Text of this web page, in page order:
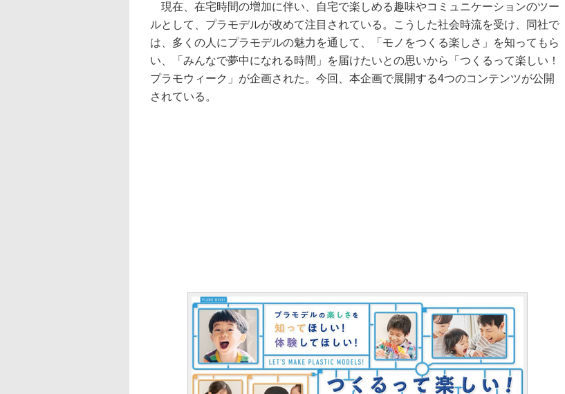
現在、在宅時間の増加に伴い、自宅で楽しめる趣味やコミュニケーションのツー
ルとして、プラモデルが改めて注目されている。こうした社会時流を受け、同社で
は、多くの人にプラモデルの魅力を通して、「モノをつくる楽しさ」を知ってもら
い、「みんなで夢中になれる時間」を届けたいとの思いから「つくるって楽しい！
プラモウィーク」が企画された。今回、本企画で展開する4つのコンテンツが公開
されている。